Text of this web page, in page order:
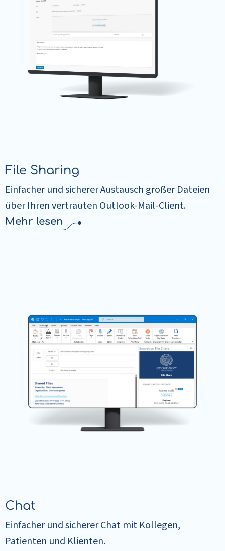
File Sharing
Einfacher und sicherer Austausch großer Dateien
über Ihren vertrauten Outlook-Mail-Client.
Mehr lesen
Chat
Einfacher und sicherer Chat mit Kollegen,
Patienten und Klienten.